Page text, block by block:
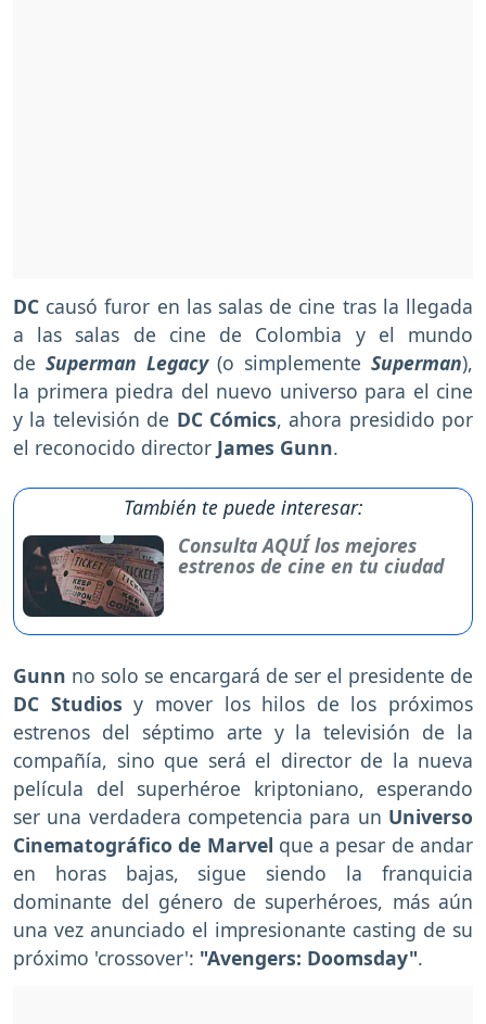
DC causó furor en las salas de cine tras la llegada
a las salas de cine de Colombia y el mundo
de Superman Legacy(o simplemente Superman),
la primera piedra del nuevo universo para el cine
y la televisión de DC Cómics, ahora presidido por
el reconocido director James Gunn.
También te puede interesar:
Consulta AQUÍ los mejores
estrenos de cine en tu ciudad
Gunn no solo se encargará de ser el presidente de
DC Studiosy mover los hilos de los próximos
estrenos del séptimo arte y la televisión de la
compañía, sino que será el director de la nueva
película del superhéroe kriptoniano, esperando
ser una verdadera competencia para un Universo
Cinematográfico de Marvel que a pesar de andar
en horas bajas, sigue siendo la franquicia
dominante del género de superhéroes, más aún
una vez anunciado el impresionante casting de su
próximo 'crossover': "Avengers: Doomsday".